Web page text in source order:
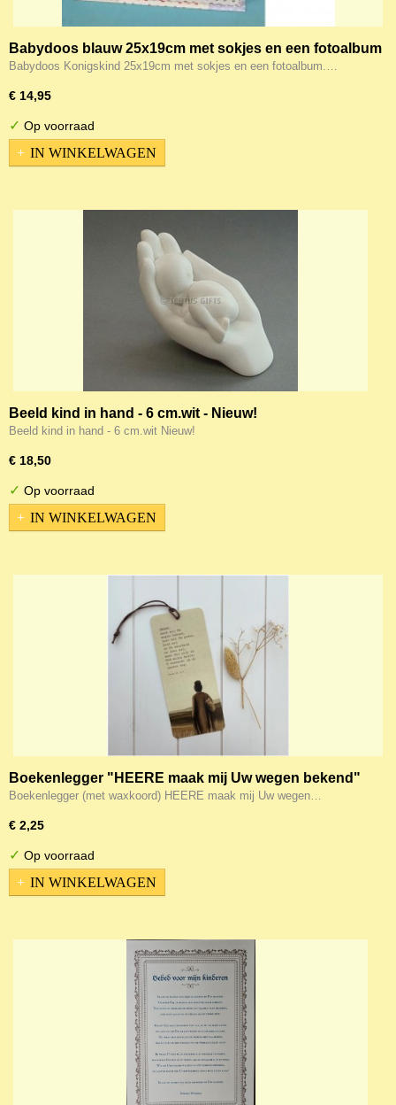
Babydoos blauw 25x19cm met sokjes en een fotoalbum
Babydoos Konigskind 25x19cm met sokjes en een fotoalbum.…
€ 14,95
✓ Op voorraad
IN WINKELWAGEN
Beeld kind in hand - 6 cm.wit - Nieuw!
Beeld kind in hand - 6 cm.wit Nieuw!
€ 18,50
✓ Op voorraad
IN WINKELWAGEN
Boekenlegger "HEERE maak mij Uw wegen bekend"
Boekenlegger (met waxkoord) HEERE maak mij Uw wegen…
€ 2,25
✓ Op voorraad
IN WINKELWAGEN